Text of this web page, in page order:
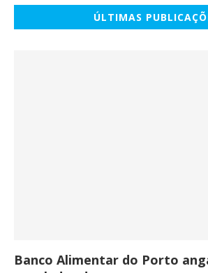
ÚLTIMAS
Banco Alimentar do Porto